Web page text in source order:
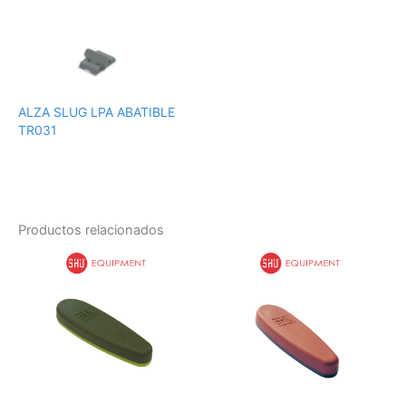
ALZA SLUG LPA ABATIBLE
TR031
Productos relacionados